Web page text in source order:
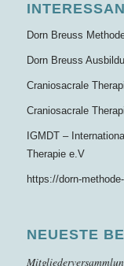
Dorn Breuss
Dorn Breuss
Craniosacrale
Craniosacrale
IGMDT –
Therapie e.V
https://dorn-
NEUESTE